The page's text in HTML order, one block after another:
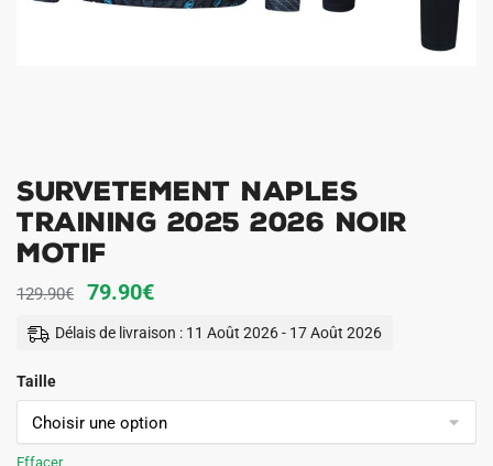
Survetement Naples
Training 2025 2026 Noir
Motif
129.90€
Le
prix
129.90€.
79.90€Le
79.90€.
Délais de livraison : 11 Août 2026 - 17 Août 2026
Taille
Effacer